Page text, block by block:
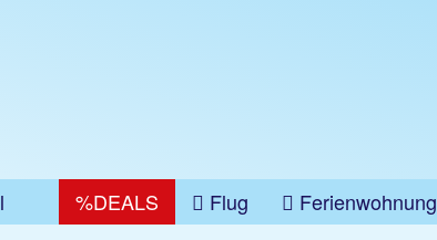
%DEALS Flug Ferienwohnung